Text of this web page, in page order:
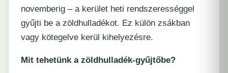
novemberig – a kerület heti rendszerességgel
gyűjti be a zöldhulladékot. Ez külön zsákban
vagy kötegelve kerül kihelyezésre.
Mit tehetünk a zöldhulladék-gyűjtőbe?